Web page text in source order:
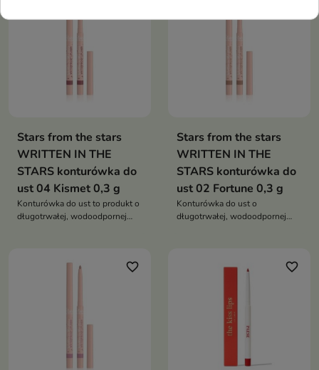
Stars from the stars
WRITTEN IN THE
STARS konturówka do
ust 04 Kismet 0,3 g
Konturówka do ust to produkt o
długotrwałej, wodoodpornej
Stars from the stars
WRITTEN IN THE
STARS konturówka do
ust 02 Fortune 0,3 g
Konturówka do ust o
długotrwałej, wodoodpornej
favorite_border favorite_border